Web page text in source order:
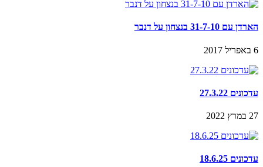
הארדן עם 31-7-10 בנצחון על דנבר
6 באפריל 2017
עדכונים 27.3.22
27 במרץ 2022
עדכונים 18.6.25